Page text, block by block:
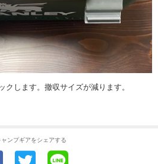
クします。撤収サイズが減ります。
ャンプギアをシェアする